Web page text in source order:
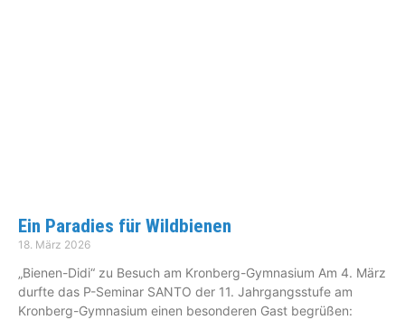
Ein Paradies für Wildbienen
18. März 2026
„Bienen-Didi“ zu Besuch am Kronberg-Gymnasium Am 4. März
durfte das P-Seminar SANTO der 11. Jahrgangsstufe am
Kronberg-Gymnasium einen besonderen Gast begrüßen: